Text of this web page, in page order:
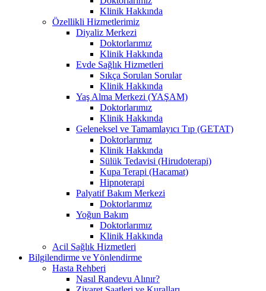
Klinik Hakkında
Özellikli Hizmetlerimiz
Diyaliz Merkezi
Doktorlarımız
Klinik Hakkında
Evde Sağlık Hizmetleri
Sıkça Sorulan Sorular
Klinik Hakkında
Yaş Alma Merkezi (YAŞAM)
Doktorlarımız
Klinik Hakkında
Geleneksel ve Tamamlayıcı Tıp (GETAT)
Doktorlarımız
Klinik Hakkında
Sülük Tedavisi (Hirudoterapi)
Kupa Terapi (Hacamat)
Hipnoterapi
Palyatif Bakım Merkezi
Doktorlarımız
Yoğun Bakım
Doktorlarımız
Klinik Hakkında
Acil Sağlık Hizmetleri
Bilgilendirme ve Yönlendirme
Hasta Rehberi
Nasıl Randevu Alınır?